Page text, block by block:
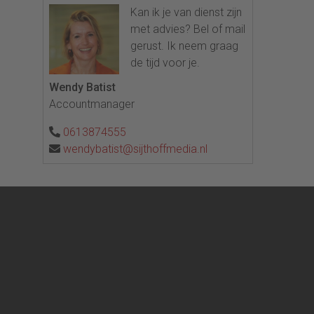
Kan ik je van dienst zijn
met advies? Bel of mail
gerust. Ik neem graag
de tijd voor je.
Wendy Batist
Accountmanager
0613874555
wendybatist@sijthoffmedia.nl